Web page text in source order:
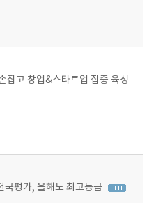
잡고 창업&스타트업 집중 육성
국평가, 올해도 최고등급